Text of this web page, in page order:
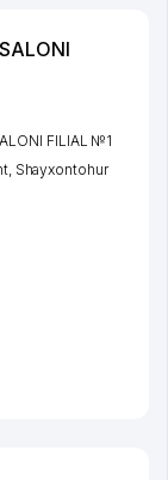
FILIAL №1
, Shayxontohur